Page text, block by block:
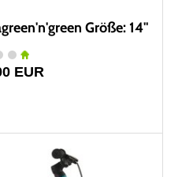
Größe: 14"
EUR